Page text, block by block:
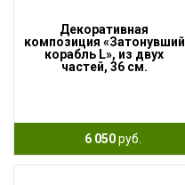
Декоративная
композиция «Затонувший
корабль L», из двух
частей, 36 см.
6 050руб.